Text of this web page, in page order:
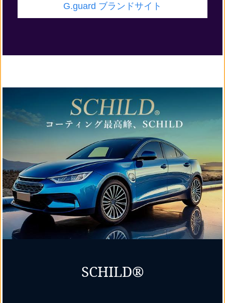
G.guard ブランドサイト
SCHILD®